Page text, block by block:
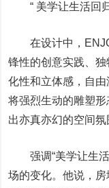
“ 美学让生活回
在设计中，
锋性的创意实践、
化性和立体感，自由
将强烈生动的雕塑
出亦真亦幻的空间氛
强调“美学让生活
场的变化。他说，房